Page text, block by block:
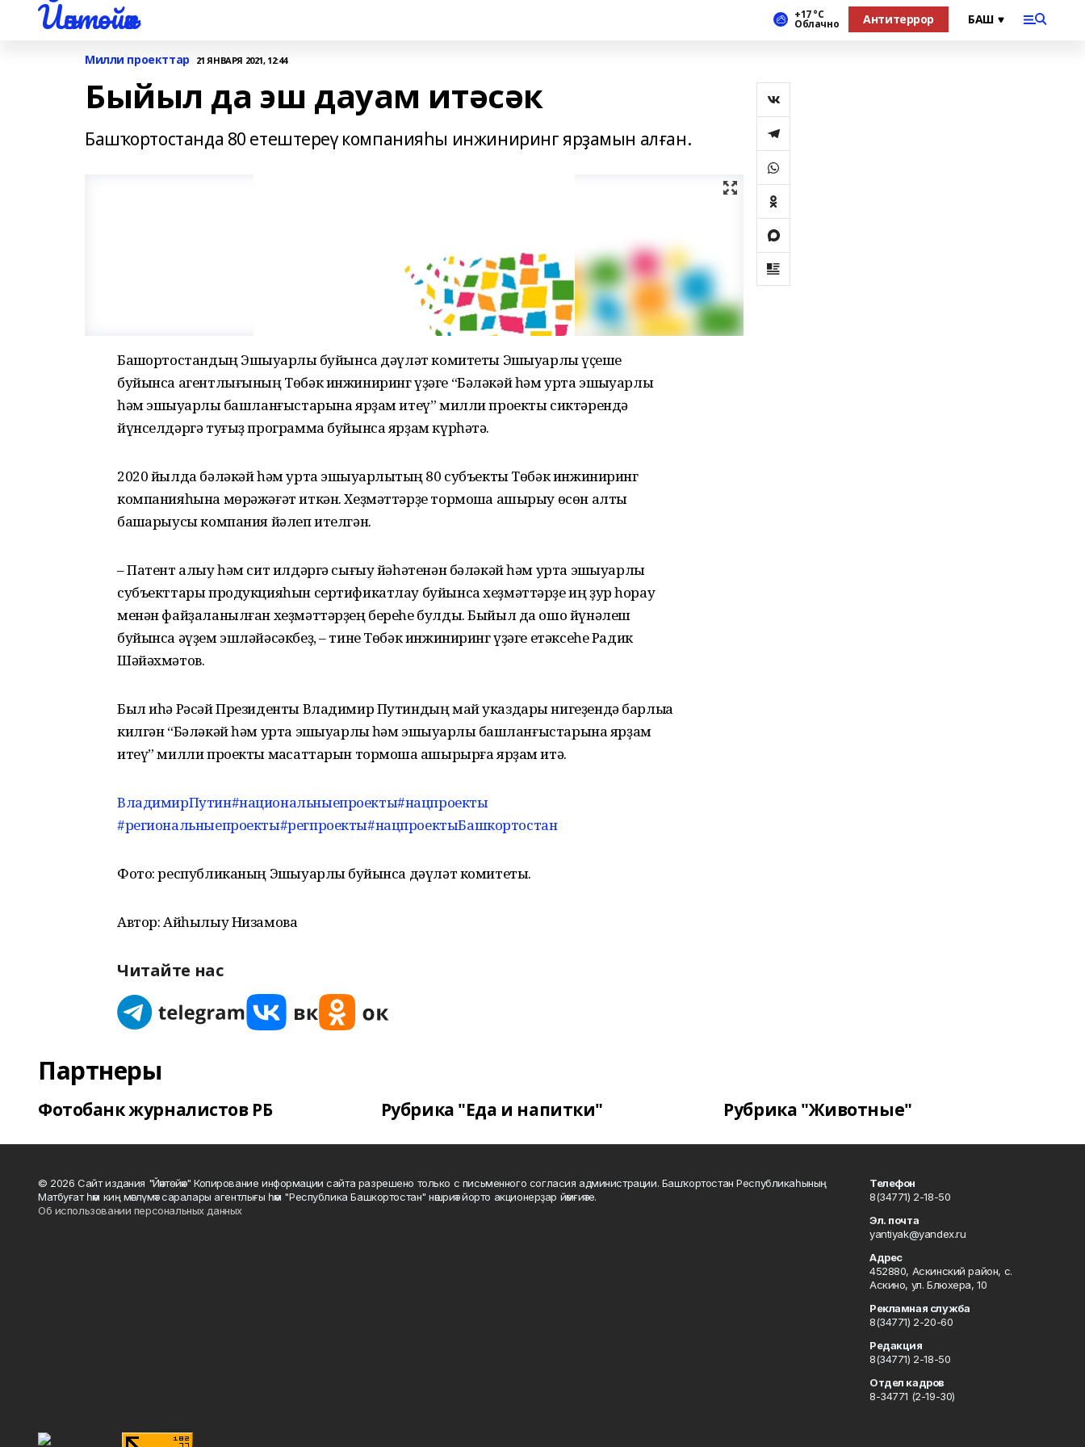
Йәнтөйәк +17 °С
Облачно Антитеррор
Милли проекттар 21 ЯНВАРЯ 2021, 12:44
Быйыл да эш дауам итәсәк
Башҡортостанда 80 етештереү компанияһы инжиниринг ярҙамын алған.
Башҡортостандың Эшҡыуарлыҡ буйынса дәүләт комитеты Эшҡыуарлыҡ үҫеше
буйынса агентлығының Төбәк инжиниринг үҙәге “Бәләкәй һәм урта эшҡыуарлыҡ
һәм эшҡыуарлыҡ башланғыстарына ярҙам итеү” милли проекты сиктәрендә
йүнселдәргә туғыҙ программа буйынса ярҙам күрһәтә.
2020 йылда бәләкәй һәм урта эшҡыуарлыҡтың 80 субъекты Төбәк инжиниринг
компанияһына мөрәжәғәт иткән. Хеҙмәттәрҙе тормошҡа ашырыу өсөн алты
башҡарыусы компания йәлеп ителгән.
– Патент алыу һәм сит илдәргә сығыу йәһәтенән бәләкәй һәм урта эшҡыуарлыҡ
субъекттары продукцияһын сертификатлау буйынса хеҙмәттәрҙе иң ҙур һорау
менән файҙаланылған хеҙмәттәрҙең береһе булды. Быйыл да ошо йүнәлеш
буйынса әүҙем эшләйәсәкбеҙ, – тине Төбәк инжиниринг үҙәге етәксеһе Радик
Шәйәхмәтов.
Был иһә Рәсәй Президенты Владимир Путиндың май указдары нигеҙендә барлыҡҡа
килгән “Бәләкәй һәм урта эшҡыуарлыҡ һәм эшҡыуарлыҡ башланғыстарына ярҙам
итеү” милли проекты маҡсаттарын тормошҡа ашырырға ярҙам итә.
ВладимирПутин#национальныепроекты#нацпроекты
#региональныепроекты#регпроекты#нацпроектыБашкортостан
Фото: республиканың Эшҡыуарлыҡ буйынса дәүләт комитеты.
Автор: Айһылыу Низамова
Читайте нас
Партнеры
Фотобанк журналистов РБ Рубрика "Еда и напитки" Рубрика "Животные"
© 2026 Сайт издания "Йәнтөйәк" Копирование информации сайта разрешено только с письменного согласия администрации. Башҡортостан Республикаһының
Матбуғат һәм киң мәғлүмәт саралары агентлығы һәм "Республика Башкортостан" нәшриәт йорто акционерҙар йәмғиәте.
Об использовании персональных данных
Телефон
8(34771) 2-18-50
Эл. почта
yantiyak@yandex.ru
Адрес
452880, Аскинский район, с.
Аскино, ул. Блюхера, 10
Рекламная служба
8(34771) 2-20-60
Редакция
8(34771) 2-18-50
Отдел кадров
8-34771 (2-19-30)